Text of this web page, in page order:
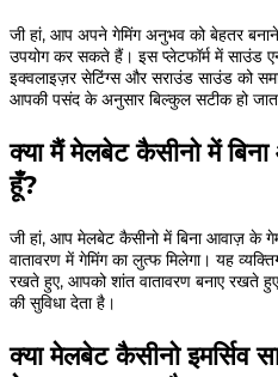
जी हां, आप अपने गेमिंग अनुभव को बेहतर
उपयोग कर सकते हैं। इस प्लेटफॉर्म में साउंड
इक्वलाइज़र सेटिंग्स और सराउंड साउंड को
आपकी पसंद के अनुसार बिल्कुल सटीक हो
क्या मैं मेलबेट कैसीनो में
हूँ?
जी हां, आप मेलबेट कैसीनो में बिना आवाज़
वातावरण में गेमिंग का लुत्फ मिलेगा। यह
रखते हुए, आपको शांत वातावरण बनाए रखते
की सुविधा देता है।
क्या मेलबेट कैसीनो इमर्सिव